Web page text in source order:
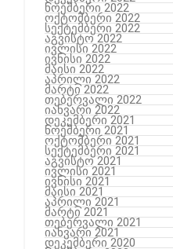
ნოემბერი 2022
ოქტომბერი 2022
სექტემბერი 2022
აგვისტო 2022
ივლისი 2022
ივნისი 2022
მაისი 2022
აპრილი 2022
მარტი 2022
თებერვალი 2022
იანვარი 2022
დეკემბერი 2021
ნოემბერი 2021
ოქტომბერი 2021
სექტემბერი 2021
აგვისტო 2021
ივლისი 2021
ივნისი 2021
მაისი 2021
აპრილი 2021
მარტი 2021
თებერვალი 2021
იანვარი 2021
დეკემბერი 2020